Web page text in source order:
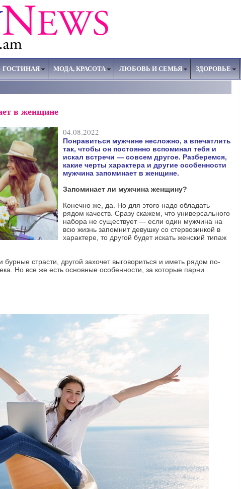
ГОСТИНАЯ МОДА, КРАСОТА ЛЮБОВЬ И СЕМЬЯ ЗДОРОВЬЕ
в женщине
04.08.2022
Понравиться мужчине несложно, а впечатлить
так, чтобы он постоянно вспоминал тебя и
искал встречи — совсем другое. Разберемся,
какие черты характера и другие особенности
мужчина запоминает в женщине.
Запоминает ли мужчина женщину?
Конечно же, да. Но для этого надо обладать
рядом качеств. Сразу скажем, что универсального
набора не существует — если один мужчина на
всю жизнь запомнит девушку со стервозинкой в
характере, то другой будет искать женский типаж
страсти, другой захочет выговориться и иметь рядом по-
Но все же есть основные особенности, за которые парни